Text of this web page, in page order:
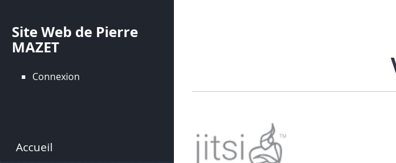
contenu
principal
Site Web de Pierre
MAZET
Connexion
Accueil